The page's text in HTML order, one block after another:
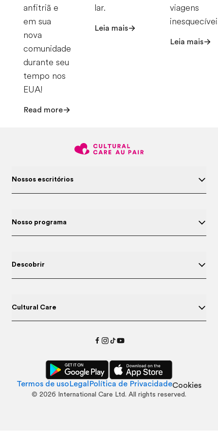
anfitriã e
em sua
nova
comunidade
durante seu
tempo nos
EUA!
Read more
lar.
Leia mais
viagens
Leia mais
Nossos escritórios
Nosso programa
Descobrir
Cultural Care
Termos de usoLegal Política de PrivacidadeCookies
© 2026 International Care Ltd. All rights reserved.